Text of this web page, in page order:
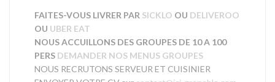
FAITES-VOUS LIVRER PAR SICKLO OU DELIVEROO
OU UBER EAT
NOUS ACCUILLONS DES GROUPES DE 10 A 100
PERS DEMANDER NOS MENUS GROUPES
NOUS RECRUTONS SERVEUR ET CUISINIER